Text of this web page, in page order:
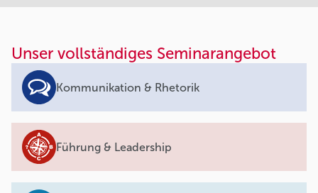
Unser vollständiges Seminarangebot
Kommunikation & Rhetorik
Führung & Leadership